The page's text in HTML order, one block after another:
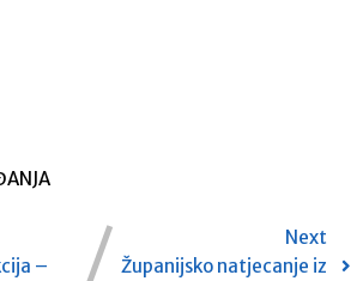
–
Next
Županijsko natjecanje iz